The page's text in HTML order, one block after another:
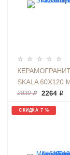
КЕРАМОГРАНИТ
SKALA 60Х120
ФОН K-2201/MR/
2830 ₽ 2264 ₽
СКИДКА 7 %